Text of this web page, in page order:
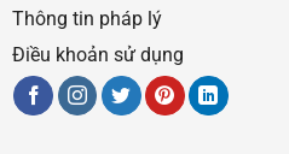
Thông tin pháp lý
Điều khoản sử dụng